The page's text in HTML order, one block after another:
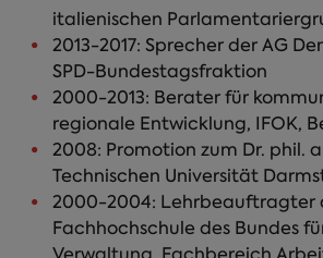
italienischen
2013-2017: Sprecher der AG
SPD-Bundestagsfraktion
2000-2013: Berater für
regionale Entwicklung, IFOK,
2008: Promotion zum Dr. phil.
Technischen Universität
2000-2004: Lehrbeauftragter
Fachhochschule des Bundes